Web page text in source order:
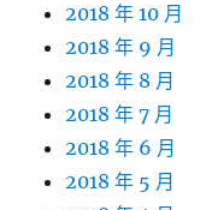
2018 年 10 月
2018 年 9 月
2018 年 8 月
2018 年 7 月
2018 年 6 月
2018 年 5 月